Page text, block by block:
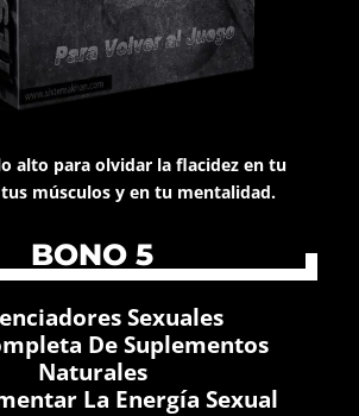
alto para olvidar la flacidez en tu
tus músculos y en tu mentalidad.
BONO 5
Sexuales
De Suplementos
Naturales
La Energía Sexual